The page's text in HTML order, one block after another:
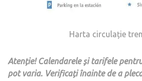
Harta circulație
Atenție! Calendarele și tarifele
pot varia. Verificați înainte de a